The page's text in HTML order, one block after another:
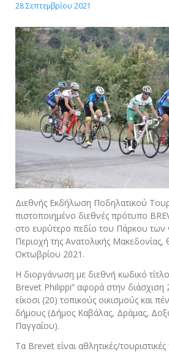
28 Σεπτεμβρίου 2021
Διεθνής Εκδήλωση Ποδηλατικού
πιστοποιημένο διεθνές πρότυπο
στο ευρύτερο πεδίο του Πάρκου των
Περιοχή της Ανατολικής Μακεδονίας,
Οκτωβρίου 2021.
Η διοργάνωση με διεθνή κωδικό
Brevet Philippi” αφορά στην
είκοσι (20) τοπικούς οικισμούς και
δήμους (Δήμος Καβάλας, Δράμας,
Παγγαίου).
Τα Βrevet είναι αθλητικές/